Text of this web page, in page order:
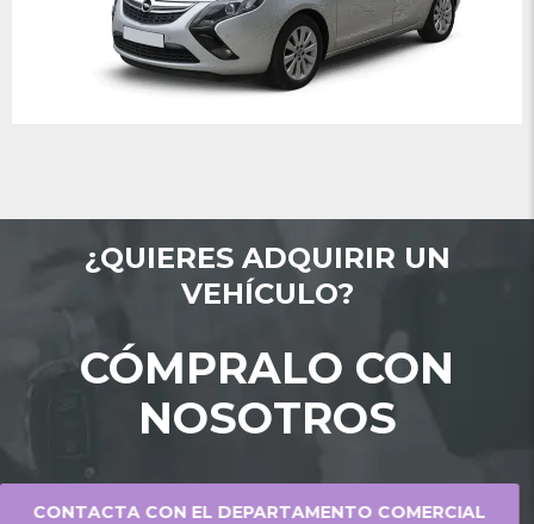
¿QUIERES ADQUIRIR UN
VEHÍCULO?
CÓMPRALO CON
NOSOTROS
CONTACTA CON EL DEPARTAMENTO COMERCIAL